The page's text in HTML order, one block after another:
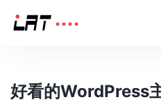
好看的WordPress